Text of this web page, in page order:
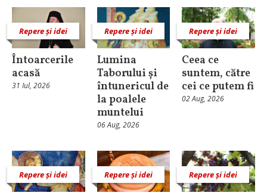
Repere și idei
Întoarcerile
acasă
31 Iul, 2026
Repere și idei
Lumina
Taborului și
întunericul de
la poalele
muntelui
06 Aug, 2026
Repere și idei
Ceea ce
suntem, către
cei ce putem fi
02 Aug, 2026
Repere și idei Repere și idei Repere și idei